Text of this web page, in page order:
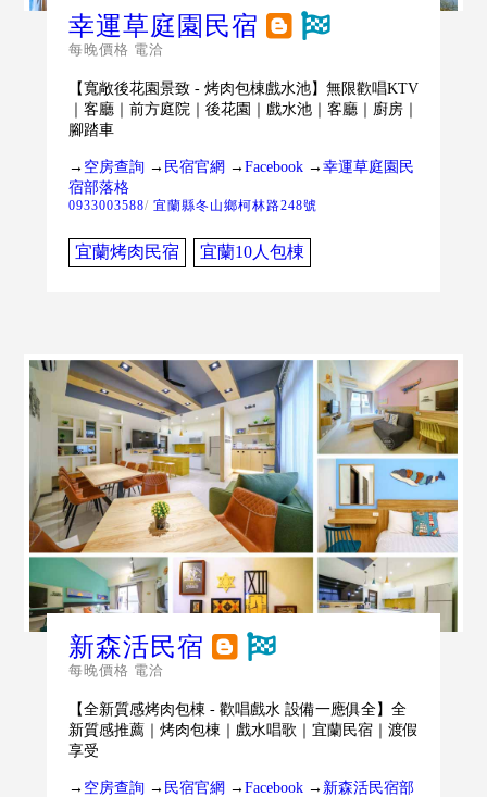
幸運草庭園民宿
每晚價格 電洽
【寬敞後花園景致 - 烤肉包棟戲水池】無限歡唱KTV
｜客廳｜前方庭院｜後花園｜戲水池｜客廳｜廚房｜
腳踏車
→ 空房查詢→ 民宿官網 →Facebook→幸運草庭園民
宿部落格
0933003588/ 宜蘭縣冬山鄉柯林路248號
宜蘭烤肉民宿 宜蘭10人包棟
新森活民宿
每晚價格 電洽
【全新質感烤肉包棟 - 歡唱戲水 設備一應俱全】全
新質感推薦｜烤肉包棟｜戲水唱歌｜宜蘭民宿｜渡假
享受
→ 空房查詢→ 民宿官網 →Facebook→ 新森活民宿部